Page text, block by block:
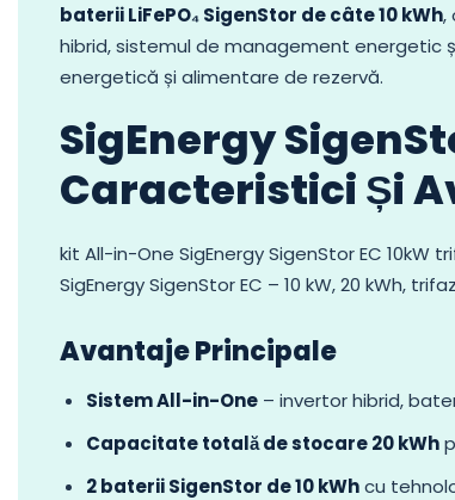
baterii LiFePO₄ SigenStor de câte 10 kWh,
hibrid, sistemul de management energetic
energetică și alimentare de rezervă.
SigEnergy
Caracteristici Și
kit All-in-One SigEnergy SigenStor EC 10kW
SigEnergy SigenStor EC – 10 kW, 20 kWh,
Avantaje Principale
Sistem All-in-One – invertor hibrid,
Capacitate totală de stocare 20 kWh
2 baterii SigenStor de 10 kWhcu